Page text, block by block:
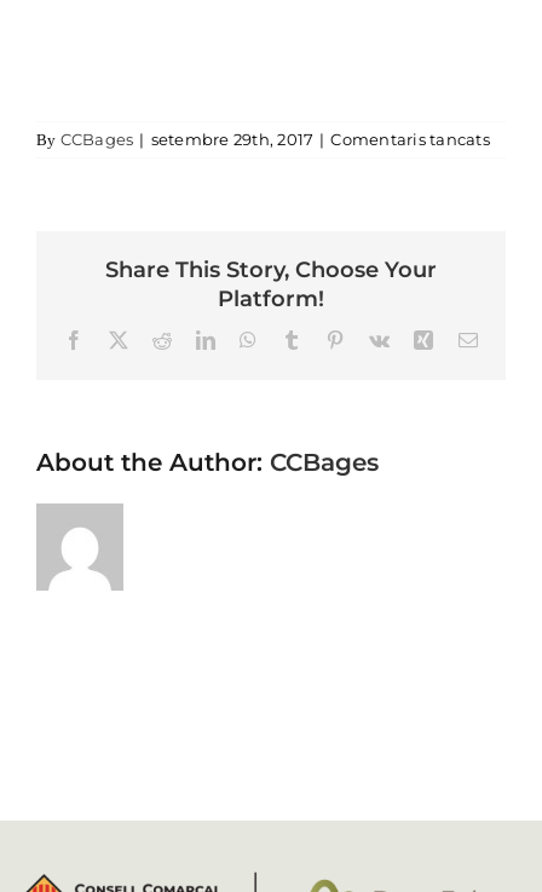
By CCBages | setembre 29th, 2017 | Comentaris tancatsa
Share This Story, Choose Your
Platform!
FacebookRedditLinkedInWhatsApp
TumblrPinterest
Vk XingEmail
About the Author: CCBages